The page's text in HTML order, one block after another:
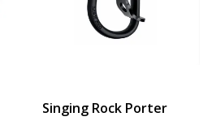
Singing Rock Porter